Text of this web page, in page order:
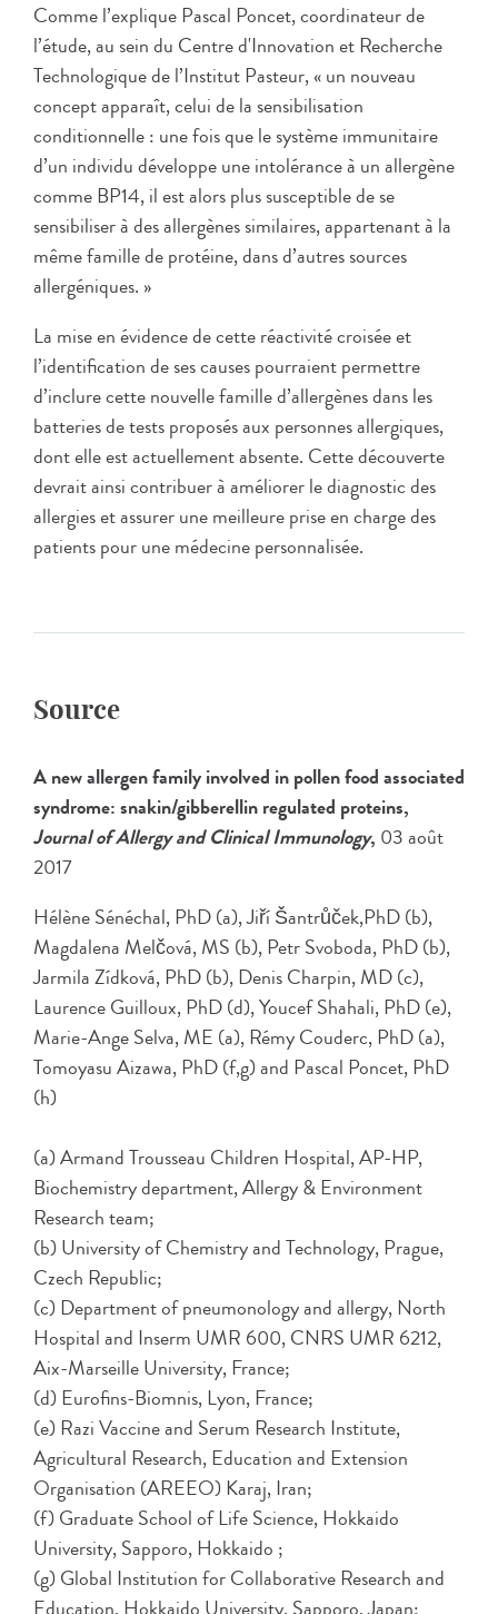
Comme l’explique Pascal Poncet, coordinateur de
l’étude, au sein du Centre d'Innovation et Recherche
Technologique de l’Institut Pasteur, « un nouveau
concept apparaît, celui de la sensibilisation
conditionnelle : une fois que le système immunitaire
d’un individu développe une intolérance à un allergène
comme BP14, il est alors plus susceptible de se
sensibiliser à des allergènes similaires, appartenant à la
même famille de protéine, dans d’autres sources
allergéniques. »
La mise en évidence de cette réactivité croisée et
l’identification de ses causes pourraient permettre
d’inclure cette nouvelle famille d’allergènes dans les
batteries de tests proposés aux personnes allergiques,
dont elle est actuellement absente. Cette découverte
devrait ainsi contribuer à améliorer le diagnostic des
allergies et assurer une meilleure prise en charge des
patients pour une médecine personnalisée.
Source
A new allergen family involved in pollen food associated
syndrome: snakin/gibberellin regulated proteins,
Journal of Allergy and Clinical Immunology, 03 août
2017
Hélène Sénéchal, PhD (a), Jiří Šantrůček,PhD (b),
Magdalena Melčová, MS (b), Petr Svoboda, PhD (b),
Jarmila Zídková, PhD (b), Denis Charpin, MD (c),
Laurence Guilloux, PhD (d), Youcef Shahali, PhD (e),
Marie-Ange Selva, ME (a), Rémy Couderc, PhD (a),
Tomoyasu Aizawa, PhD (f,g) and Pascal Poncet, PhD
(h)
(a) Armand Trousseau Children Hospital, AP-HP,
Biochemistry department, Allergy & Environment
Research team;
(b) University of Chemistry and Technology, Prague,
Czech Republic;
(c) Department of pneumonology and allergy, North
Hospital and Inserm UMR 600, CNRS UMR 6212,
Aix-Marseille University, France;
(d) Eurofins-Biomnis, Lyon, France;
(e) Razi Vaccine and Serum Research Institute,
Agricultural Research, Education and Extension
Organisation (AREEO) Karaj, Iran;
(f) Graduate School of Life Science, Hokkaido
University, Sapporo, Hokkaido ;
(g) Global Institution for Collaborative Research and